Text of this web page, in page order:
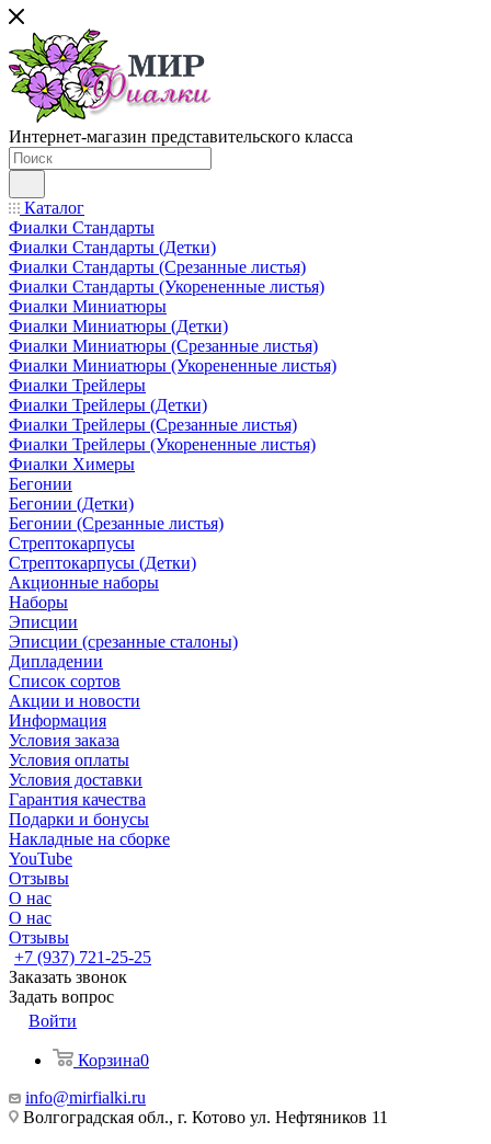
Интернет-магазин представительского класса
Каталог
Фиалки Стандарты
Фиалки Стандарты (Детки)
Фиалки Стандарты (Срезанные листья)
Фиалки Стандарты (Укорененные листья)
Фиалки Миниатюры
Фиалки Миниатюры (Детки)
Фиалки Миниатюры (Срезанные листья)
Фиалки Миниатюры (Укорененные листья)
Фиалки Трейлеры
Фиалки Трейлеры (Детки)
Фиалки Трейлеры (Срезанные листья)
Фиалки Трейлеры (Укорененные листья)
Фиалки Химеры
Бегонии
Бегонии (Детки)
Бегонии (Срезанные листья)
Стрептокарпусы
Стрептокарпусы (Детки)
Акционные наборы
Наборы
Эписции
Эписции (срезанные сталоны)
Дипладении
Список сортов
Акции и новости
Информация
Условия заказа
Условия оплаты
Условия доставки
Гарантия качества
Подарки и бонусы
Накладные на сборке
YouTube
Отзывы
О нас
О нас
Отзывы
+7 (937) 721-25-25
Заказать звонок
Задать вопрос
Войти
Корзина0
info@mirfialki.ru
Волгоградская обл., г. Котово ул. Нефтяников 11